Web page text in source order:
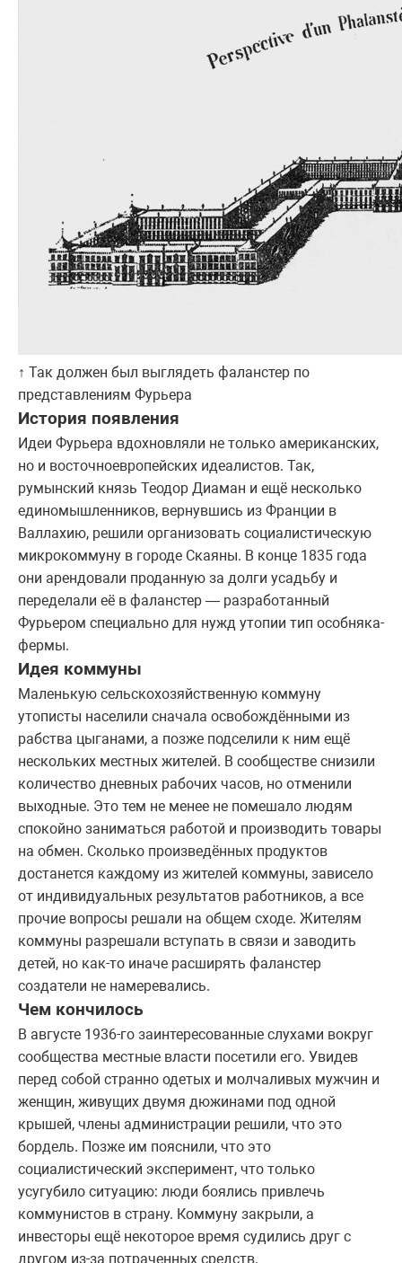
↑ Так должен был выглядеть фаланстер по
представлениям Фурьера
История появления
Идеи Фурьера вдохновляли не только американских,
но и восточноевропейских идеалистов. Так,
румынский князь Теодор Диаман и ещё несколько
единомышленников, вернувшись из Франции в
Валлахию, решили организовать социалистическую
микрокоммуну в городе Скаяны. В конце 1835 года
они арендовали проданную за долги усадьбу и
переделали её в фаланстер — разработанный
Фурьером специально для нужд утопии тип особняка-
фермы.
Идея коммуны
Маленькую сельскохозяйственную коммуну
утописты населили сначала освобождёнными из
рабства цыганами, а позже подселили к ним ещё
нескольких местных жителей. В сообществе снизили
количество дневных рабочих часов, но отменили
выходные. Это тем не менее не помешало людям
спокойно заниматься работой и производить товары
на обмен. Сколько произведённых продуктов
достанется каждому из жителей коммуны, зависело
от индивидуальных результатов работников, а все
прочие вопросы решали на общем сходе. Жителям
коммуны разрешали вступать в связи и заводить
детей, но как-то иначе расширять фаланстер
создатели не намеревались.
Чем кончилось
В августе 1936-го заинтересованные слухами вокруг
сообщества местные власти посетили его. Увидев
перед собой странно одетых и молчаливых мужчин и
женщин, живущих двумя дюжинами под одной
крышей, члены администрации решили, что это
бордель. Позже им пояснили, что это
социалистический эксперимент, что только
усугубило ситуацию: люди боялись привлечь
коммунистов в страну. Коммуну закрыли, а
инвесторы ещё некоторое время судились друг с
другом из-за потраченных средств.